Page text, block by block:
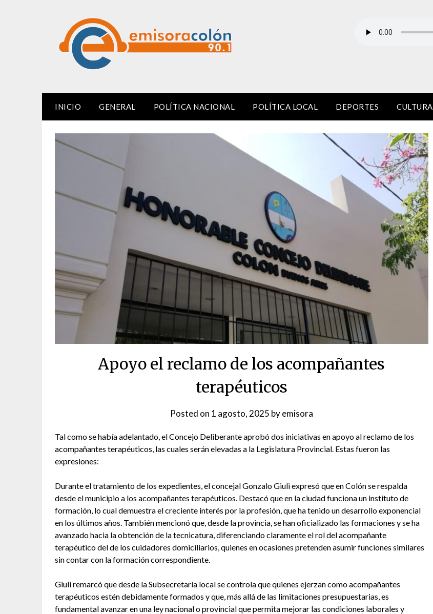
INICIO GENERAL POLÍTICA NACIONAL POLÍTICA LOCAL DEPORTES CULTURA
Apoyo el reclamo de los acompañantes
terapéuticos
Posted on 1 agosto, 2025 byemisora
Tal como se había adelantado, el Concejo Deliberante aprobó dos iniciativas en apoyo al reclamo de los
acompañantes terapéuticos, las cuales serán elevadas a la Legislatura Provincial. Estas fueron las
expresiones:
Durante el tratamiento de los expedientes, el concejal Gonzalo Giuli expresó que en Colón se respalda
desde el municipio a los acompañantes terapéuticos. Destacó que en la ciudad funciona un instituto de
formación, lo cual demuestra el creciente interés por la profesión, que ha tenido un desarrollo exponencial
en los últimos años. También mencionó que, desde la provincia, se han oficializado las formaciones y se ha
avanzado hacia la obtención de la tecnicatura, diferenciando claramente el rol del acompañante
terapéutico del de los cuidadores domiciliarios, quienes en ocasiones pretenden asumir funciones similares
sin contar con la formación correspondiente.
Giuli remarcó que desde la Subsecretaría local se controla que quienes ejerzan como acompañantes
terapéuticos estén debidamente formados y que, más allá de las limitaciones presupuestarias, es
fundamental avanzar en una ley nacional o provincial que permita mejorar las condiciones laborales y